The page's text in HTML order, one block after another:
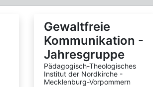
Gewaltfreie
Kommunikation -
Jahresgruppe
Pädagogisch-Theologisches
Institut der Nordkirche -
Mecklenburg-Vorpommern